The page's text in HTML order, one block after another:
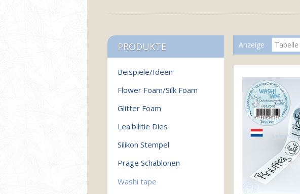
Anzeige Tabelle
PRODUKTE
Beispiele/Ideen
Flower Foam/Silk Foam
Glitter Foam
Lea'bilitie Dies
Silikon Stempel
Präge Schablonen
Washi tape